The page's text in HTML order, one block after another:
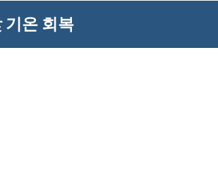
기온 회복